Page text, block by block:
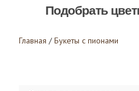
Подобрать
Главная / Букеты с пионами